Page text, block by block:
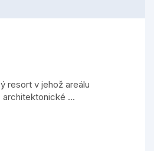
resort v jehož areálu
...